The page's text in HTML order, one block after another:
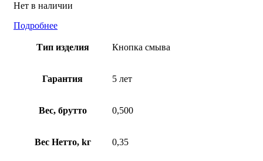
Нет в наличии
Подробнее
Тип изделия Кнопка смыва
Гарантия 5 лет
Вес, брутто 0,500
Вес Нетто, kг 0,35